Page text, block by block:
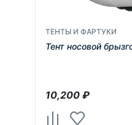
ТЕНТЫ И ФАРТУКИ
Тент носовой
10,200₽